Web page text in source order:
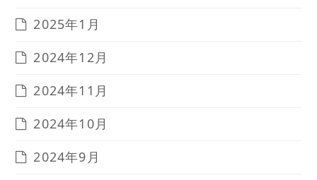
2025年1月
2024年12月
2024年11月
2024年10月
2024年9月